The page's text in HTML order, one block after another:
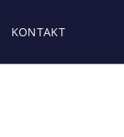
KONTAKT